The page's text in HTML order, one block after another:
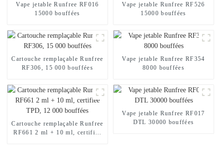
Vape jetable Runfree RF016
15000 bouffées
Vape jetable Runfree RF526
15000 bouffées
Cartouche remplaçable Runfree
RF306, 15 000 bouffées
Vape jetable Runfree RF354
8000 bouffées
Cartouche remplaçable Runfree
RF661 2 ml + 10 ml, certifiée
Vape jetable Runfree RF017
DTL 30000 bouffées